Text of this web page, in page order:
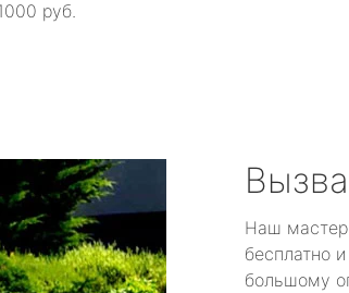
руб.
Наш мастер
бесплатно
большому